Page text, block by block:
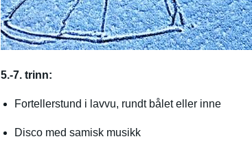
5.-7. trinn:
Fortellerstund i lavvu, rundt bålet eller inne
Disco med samisk musikk